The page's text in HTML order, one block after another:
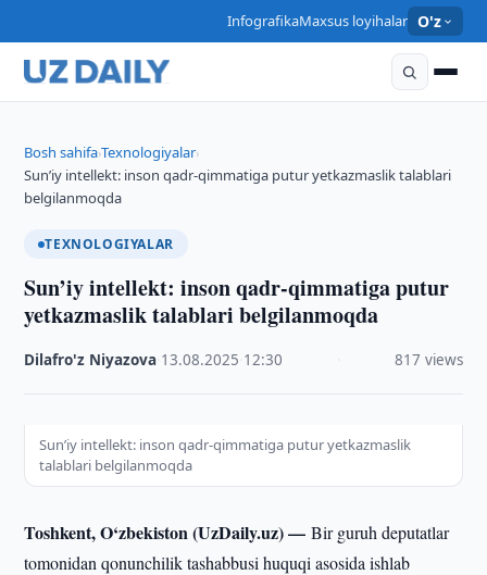
InfografikaMaxsus loyihalar O'z
Bosh sahifa›Texnologiyalar›
Sun’iy intellekt: inson qadr-qimmatiga putur yetkazmaslik talablari
belgilanmoqda
TEXNOLOGIYALAR
Sun’iy intellekt: inson qadr-qimmatiga putur
yetkazmaslik talablari belgilanmoqda
Dilafro'z Niyazova 13.08.2025 12:30 817 views
Sun’iy intellekt: inson qadr-qimmatiga putur yetkazmaslik
talablari belgilanmoqda
Toshkent, O‘zbekiston (UzDaily.uz) —Bir guruh deputatlar
tomonidan qonunchilik tashabbusi huquqi asosida ishlab